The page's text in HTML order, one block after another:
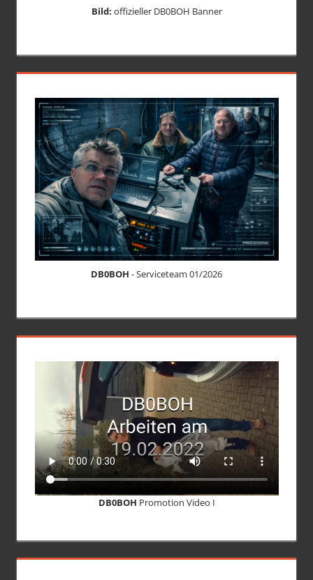
Bild: offizieller DB0BOH Banner
DB0BOH - Serviceteam 01/2026
DB0BOH Promotion Video I